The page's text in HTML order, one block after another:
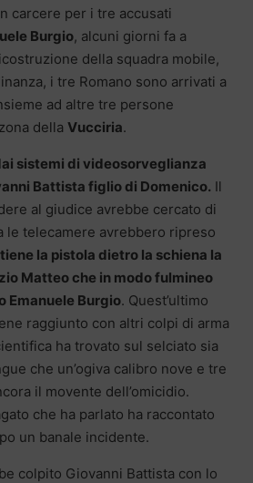
carcere per i tre accusati
Burgio, alcuni giorni fa a
della squadra mobile,
i tre Romano sono arrivati a
ad altre tre persone
della Vucciria.
sistemi di videosorveglianza
Battista figlio di Domenico. Il
al giudice avrebbe cercato di
le telecamere avrebbero ripreso
tiene la pistola dietro la schiena la
Matteo che in modo fulmineo
Emanuele Burgio. Quest’ultimo
raggiunto con altri colpi di arma
ha trovato sul selciato sia
che un’ogiva calibro nove e tre
il movente dell’omicidio.
che ha parlato ha raccontato
un banale incidente.
colpito Giovanni Battista con lo